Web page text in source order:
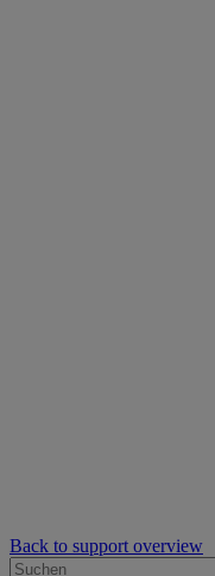
Back to support overview